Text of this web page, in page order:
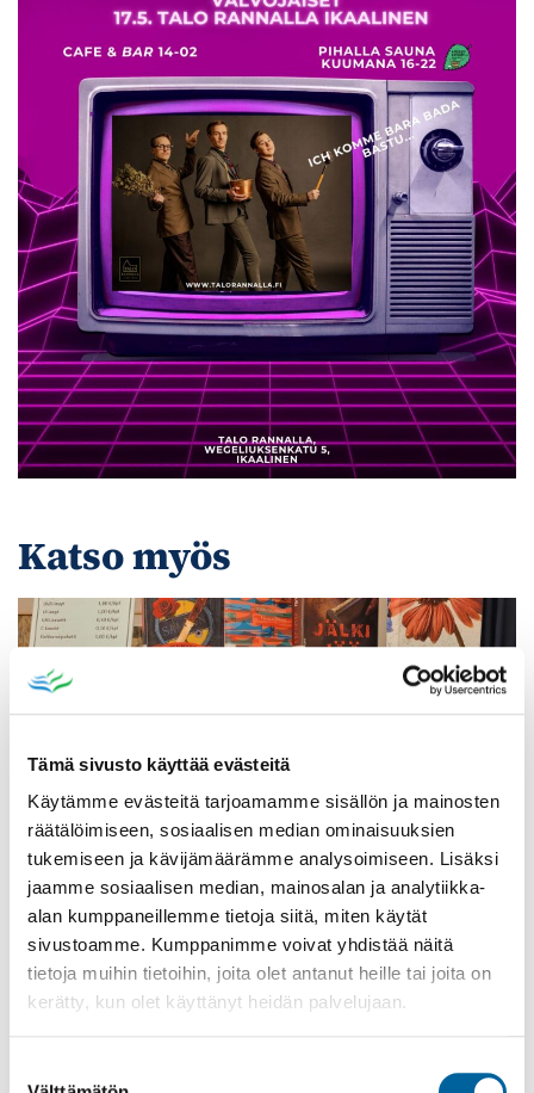
Tämä sivusto käyttää evästeitä
Käytämme evästeitä tarjoamamme sisällön ja mainosten
räätälöimiseen, sosiaalisen median ominaisuuksien
tukemiseen ja kävijämäärämme analysoimiseen. Lisäksi
jaamme sosiaalisen median, mainosalan ja analytiikka-
alan kumppaneillemme tietoja siitä, miten käytät
sivustoamme. Kumppanimme voivat yhdistää näitä
tietoja muihin tietoihin, joita olet antanut heille tai joita on
kerätty, kun olet käyttänyt heidän palvelujaan.
Katso myös
Poistomyynti kirjaston aukioloaikana
03.06.2026-31.08.2026
Poppelikatu 10